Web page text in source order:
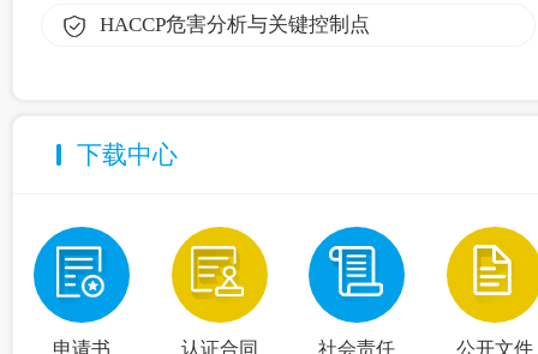
HACCP危害分析与关键控制点
下载中心
申请书 认证合同 社会责任 公开文件